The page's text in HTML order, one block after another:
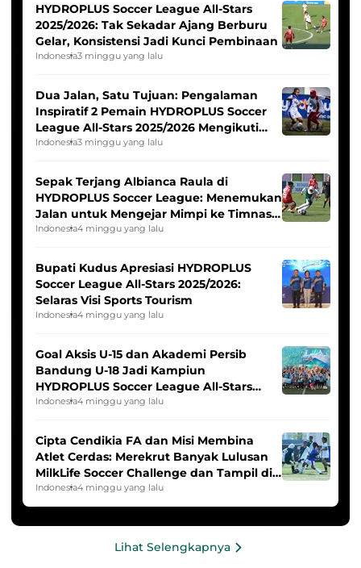
HYDROPLUS Soccer League All-Stars
2025/2026: Tak Sekadar Ajang Berburu
Gelar, Konsistensi Jadi Kunci Pembinaan
Indonesia3 minggu yang lalu
Dua Jalan, Satu Tujuan: Pengalaman
Inspiratif 2 Pemain HYDROPLUS Soccer
League All-Stars 2025/2026 Mengikuti
Seleksi Timnas Indonesia Putri
Indonesia3 minggu yang lalu
Sepak Terjang Albianca Raula di
HYDROPLUS Soccer League: Menemukan
Jalan untuk Mengejar Mimpi ke Timnas
Indonesia Putri
Indonesia4 minggu yang lalu
Bupati Kudus Apresiasi HYDROPLUS
Soccer League All-Stars 2025/2026:
Selaras Visi Sports Tourism
Indonesia4 minggu yang lalu
Goal Aksis U-15 dan Akademi Persib
Bandung U-18 Jadi Kampiun
HYDROPLUS Soccer League All-Stars
2025/2026
Indonesia4 minggu yang lalu
Cipta Cendikia FA dan Misi Membina
Atlet Cerdas: Merekrut Banyak Lulusan
MilkLife Soccer Challenge dan Tampil di
HYDROPLUS Soccer League
Indonesia4 minggu yang lalu
Lihat Selengkapnya